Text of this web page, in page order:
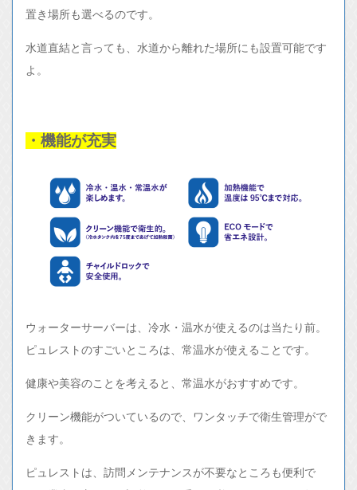
置き場所も選べるのです。
水道直結と言っても、水道から離れた場所にも設置可能です
よ。
・機能が充実
ウォーターサーバーは、冷水・温水が使えるのは当たり前。
ピュレストのすごいところは、常温水が使えることです。
健康や美容のことを考えると、常温水がおすすめです。
クリーン機能がついているので、ワンタッチで衛生管理がで
きます。
ピュレストは、訪問メンテナンスが不要なところも便利で